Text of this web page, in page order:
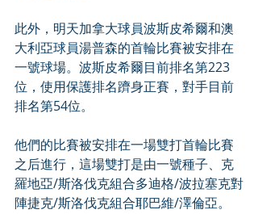
此外，明天加拿大球員波斯皮希爾和澳
大利亞球員湯普森的首輪比賽被安排在
一號球場。波斯皮希爾目前排名第223
位，使用保護排名躋身正賽，對手目前
排名第54位。
他們的比賽被安排在一場雙打首輪比賽
之后進行，這場雙打是由一號種子、克
羅地亞/斯洛伐克組合多迪格/波拉塞克對
陣捷克/斯洛伐克組合耶巴維/澤倫亞。